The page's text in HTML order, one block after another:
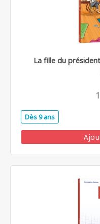
La fille du
Dès 9 ans